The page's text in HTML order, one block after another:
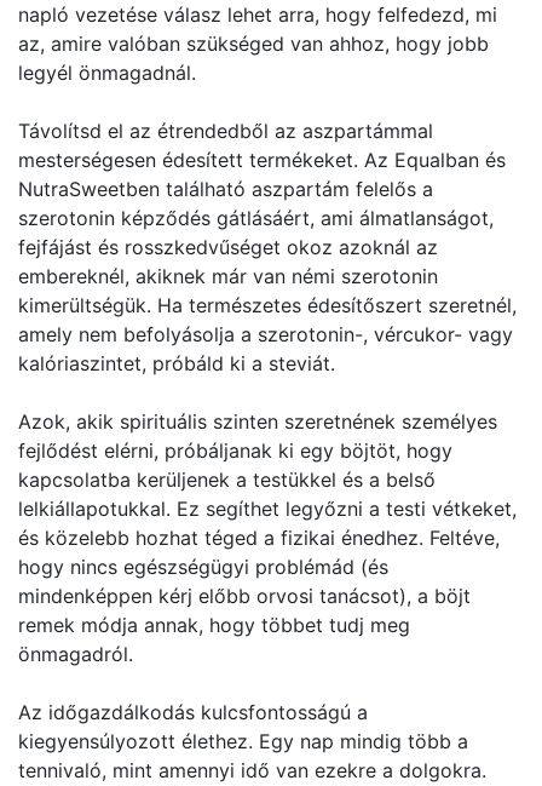
napló vezetése válasz lehet arra, hogy felfedezd, mi
az, amire valóban szükséged van ahhoz, hogy jobb
legyél önmagadnál.
Távolítsd el az étrendedből az aszpartámmal
mesterségesen édesített termékeket. Az Equalban és
NutraSweetben található aszpartám felelős a
szerotonin képződés gátlásáért, ami álmatlanságot,
fejfájást és rosszkedvűséget okoz azoknál az
embereknél, akiknek már van némi szerotonin
kimerültségük. Ha természetes édesítőszert szeretnél,
amely nem befolyásolja a szerotonin-, vércukor- vagy
kalóriaszintet, próbáld ki a steviát.
Azok, akik spirituális szinten szeretnének személyes
fejlődést elérni, próbáljanak ki egy böjtöt, hogy
kapcsolatba kerüljenek a testükkel és a belső
lelkiállapotukkal. Ez segíthet legyőzni a testi vétkeket,
és közelebb hozhat téged a fizikai énedhez. Feltéve,
hogy nincs egészségügyi problémád (és
mindenképpen kérj előbb orvosi tanácsot), a böjt
remek módja annak, hogy többet tudj meg
önmagadról.
Az időgazdálkodás kulcsfontosságú a
kiegyensúlyozott élethez. Egy nap mindig több a
tennivaló, mint amennyi idő van ezekre a dolgokra.